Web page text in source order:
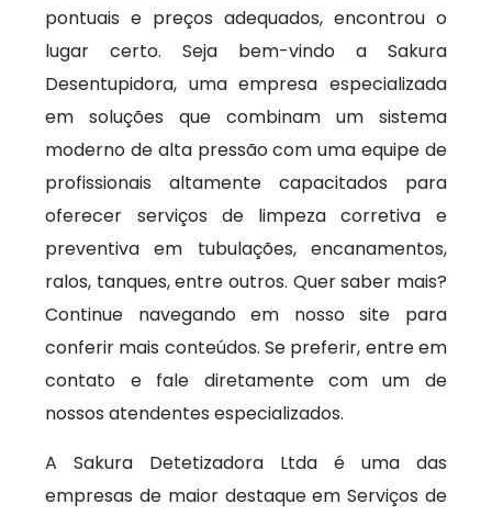
pontuais e preços adequados, encontrou o
lugar certo. Seja bem-vindo a Sakura
Desentupidora, uma empresa especializada
em soluções que combinam um sistema
moderno de alta pressão com uma equipe de
profissionais altamente capacitados para
oferecer serviços de limpeza corretiva e
preventiva em tubulações, encanamentos,
ralos, tanques, entre outros. Quer saber mais?
Continue navegando em nosso site para
conferir mais conteúdos. Se preferir, entre em
contato e fale diretamente com um de
nossos atendentes especializados.
A Sakura Detetizadora Ltda é uma das
empresas de maior destaque em Serviços de